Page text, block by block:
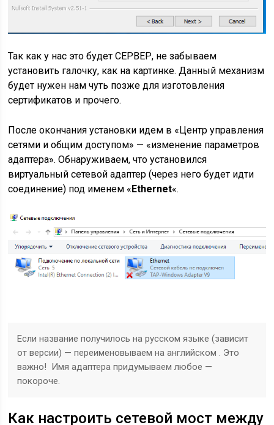
Так как у нас это будет СЕРВЕР, не забываем
установить галочку, как на картинке. Данный механизм
будет нужен нам чуть позже для изготовления
сертификатов и прочего.
После окончания установки идем в «Центр управления
сетями и общим доступом» — «изменение параметров
адаптера». Обнаруживаем, что установился
виртуальный сетевой адаптер (через него будет идти
соединение) под именем «Ethernet«.
Если название получилось на русском языке (зависит
от версии) — переименовываем на английском . Это
важно! Имя адаптера придумываем любое —
покороче.
Как настроить сетевой мост между